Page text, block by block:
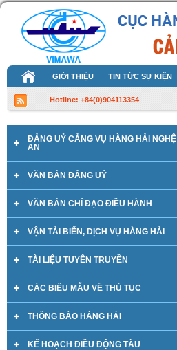
GIỚI THIỆU TIN TỨC SỰ KIỆN
Hotline: +84(0)904113354
ĐẢNG UỶ CẢNG VỤ HÀNG HẢI NGHỆ
AN
VĂN BẢN ĐẢNG UỶ
VĂN BẢN CHỈ ĐẠO ĐIỀU HÀNH
VẬN TẢI BIỂN, DỊCH VỤ HÀNG HẢI
TÀI LIỆU TUYÊN TRUYỀN
CÁC BIỂU MẪU VỀ THỦ TỤC
THÔNG BÁO HÀNG HẢI
KẾ HOẠCH ĐIỀU ĐỘNG TÀU